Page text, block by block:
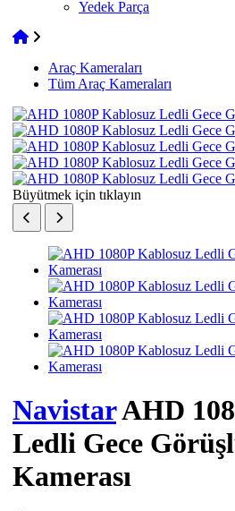
Yedek Parça
Araç Kameraları
Tüm Araç Kameraları
Büyütmek için tıklayın
NavistarAHD
Ledli Gece
Kamerası